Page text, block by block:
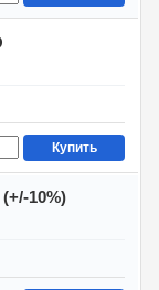
Купить
10%)